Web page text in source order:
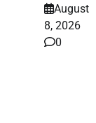
August
8, 2026
0